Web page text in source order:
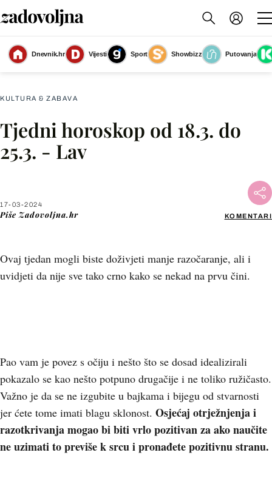
Dnevnik.hr Vijesti Sport Showbizz
Putovanja
Tjedni horoskop za ožujak 2024 - 8
(Foto: Zadovoljna.hr)
KULTURA & ZABAVA
Tjedni horoskop od 18.3. do
25.3. - Lav
17-03-2024
Piše Zadovoljna.hr KOMENTARI
Ovaj tjedan mogli biste doživjeti manje razočaranje, ali i
uvidjeti da nije sve tako crno kako se nekad na prvu čini.
Facebook
Pao vam je povez s očiju i nešto što se dosad idealizirali
pokazalo se kao nešto potpuno drugačije i ne toliko ružičasto.
Važno je da se ne izgubite u bajkama i bijegu od stvarnosti
jer ćete tome imati blagu sklonost. Osjećaj otrježnjenja i
razotkrivanja mogao bi biti vrlo pozitivan za ako naučite
ne uzimati to previše k srcu i pronađete pozitivnu stranu.